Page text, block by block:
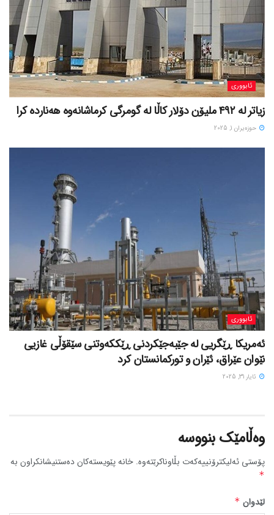
ئابووری
زیاتر لە ٤٩٢ ملیۆن دۆلار کاڵا لە گومرگی کرماشانەوە هەناردە کرا
حوزه‌یران 1, 2025
ئابووری
ئەمریکا ڕێگریی لە جێبەجێکردنی ڕێککەوتنی سێقۆڵی غازیی
نێوان عێراق، ئێران و تورکمانستان کرد
ئایار 31, 2025
وەڵامێک بنووسە
پۆستی ئەلیکترۆنییەکەت بڵاوناکرێتەوە. خانە پێویستەکان دەستنیشانکراون بە
*
لێدوان *